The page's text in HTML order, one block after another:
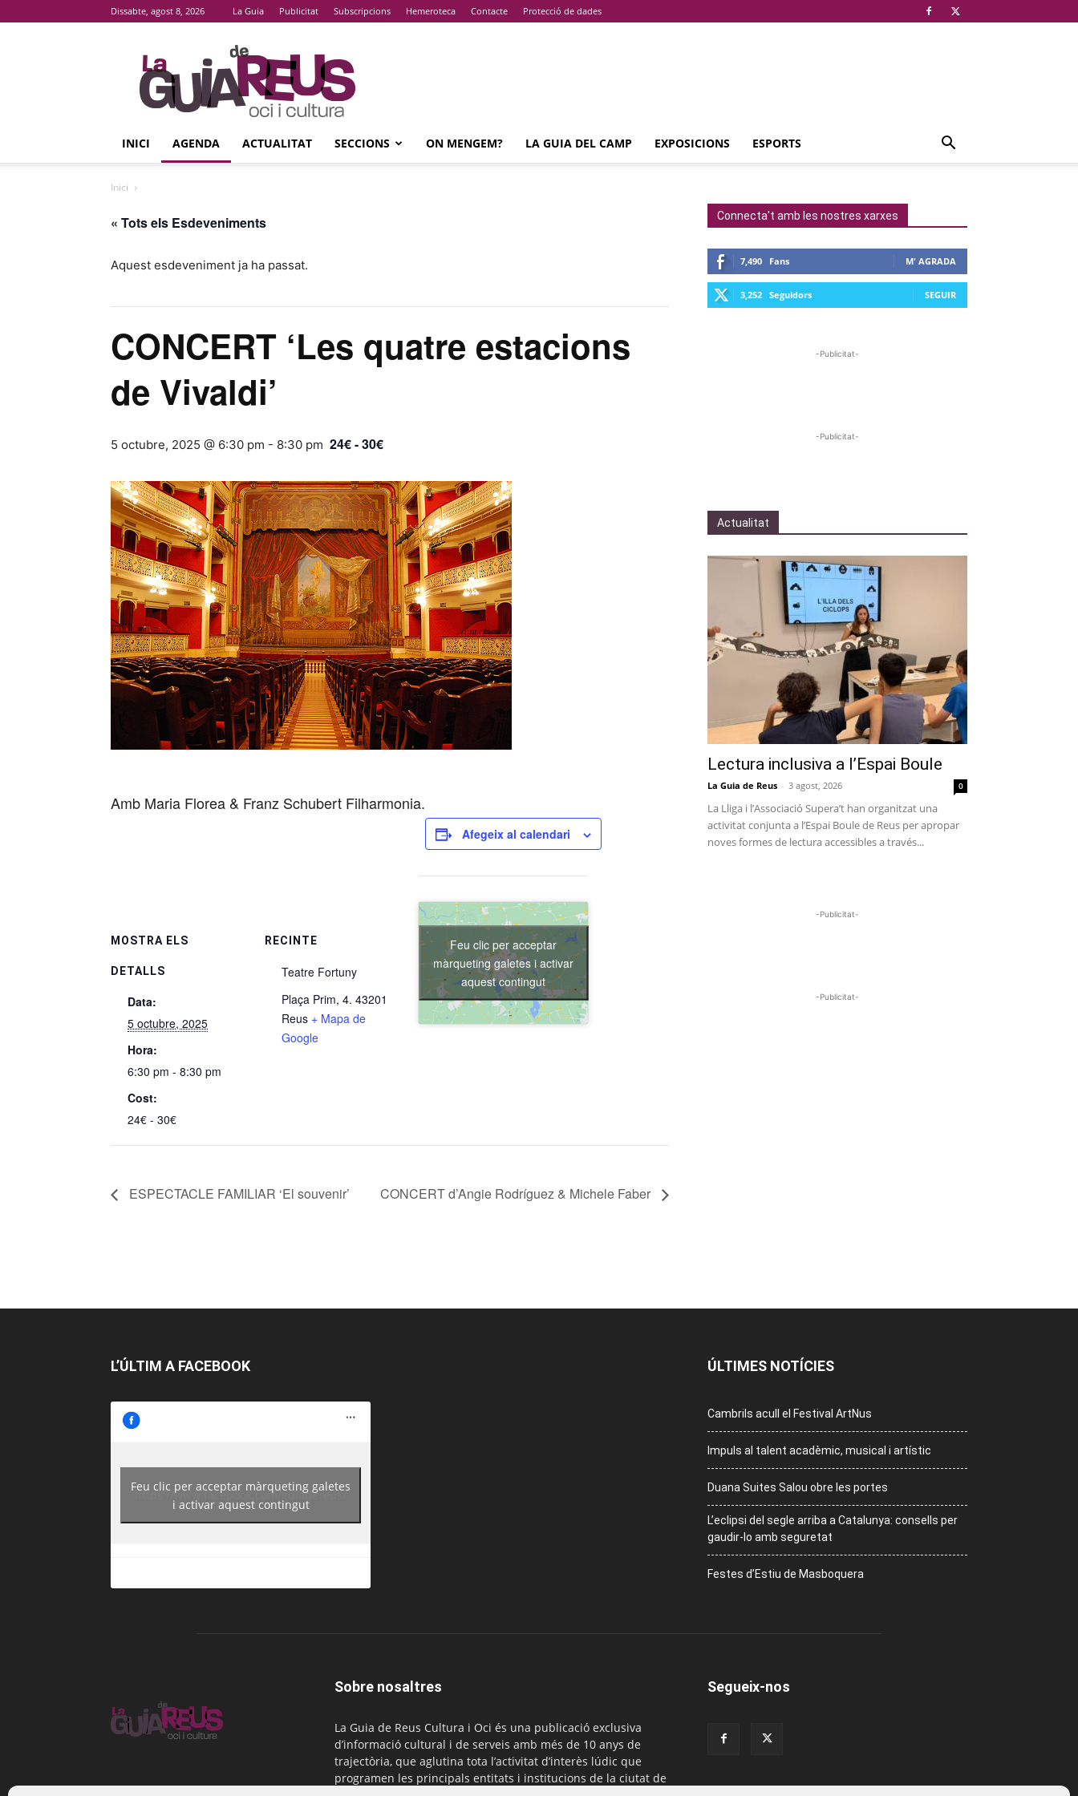
Dissabte, agost 8, 2026 La Guia Publicitat Subscripcions Hemeroteca Contacte Protecció de dades
La
Guia
De
Reus
INICI AGENDA ACTUALITAT SECCIONS ON MENGEM? LA GUIA DEL CAMP EXPOSICIONS ESPORTS
Inici
« Tots els Esdeveniments
Aquest esdeveniment ja ha passat.
CONCERT ‘Les quatre estacions
de Vivaldi’
5 octubre, 2025 @ 6:30 pm - 8:30 pm 24€ - 30€
Amb Maria Florea & Franz Schubert Filharmonia.
Afegeix al calendari
MOSTRA ELS
DETALLS
Data:
5 octubre, 2025
Hora:
6:30 pm - 8:30 pm
Cost:
24€ - 30€
RECINTE
Teatre Fortuny
Plaça Prim, 4. 43201
Reus + Mapa de
Google
Feu clic per acceptar
màrqueting galetes i activar
aquest contingut
ESPECTACLE FAMILIAR ‘El souvenir’ CONCERT d’Angie Rodríguez & Michele Faber
Connecta't amb les nostres xarxes
7,490 Fans M' AGRADA
3,252 Seguidors SEGUIR
-Publicitat-
-Publicitat-
Actualitat
Lectura inclusiva a l’Espai Boule
La Guia de Reus - 3 agost, 2026 0
La Lliga i l’Associació Supera’t han organitzat una
activitat conjunta a l’Espai Boule de Reus per apropar
noves formes de lectura accessibles a través...
-Publicitat-
-Publicitat-
L’ÚLTIM A FACEBOOK
https://www.facebook.com/guiadereus/
Feu clic per acceptar màrqueting galetes
i activar aquest contingut
ÚLTIMES NOTÍCIES
Cambrils acull el Festival ArtNus
Impuls al talent acadèmic, musical i artístic
Duana Suites Salou obre les portes
L’eclipsi del segle arriba a Catalunya: consells per
gaudir-lo amb seguretat
Festes d’Estiu de Masboquera
Sobre nosaltres
La Guia de Reus Cultura i Oci és una publicació exclusiva
d’informació cultural i de serveis amb més de 10 anys de
trajectòria, que aglutina tota l’activitat d’interès lúdic que
programen les principals entitats i institucions de la ciutat de
Segueix-nos